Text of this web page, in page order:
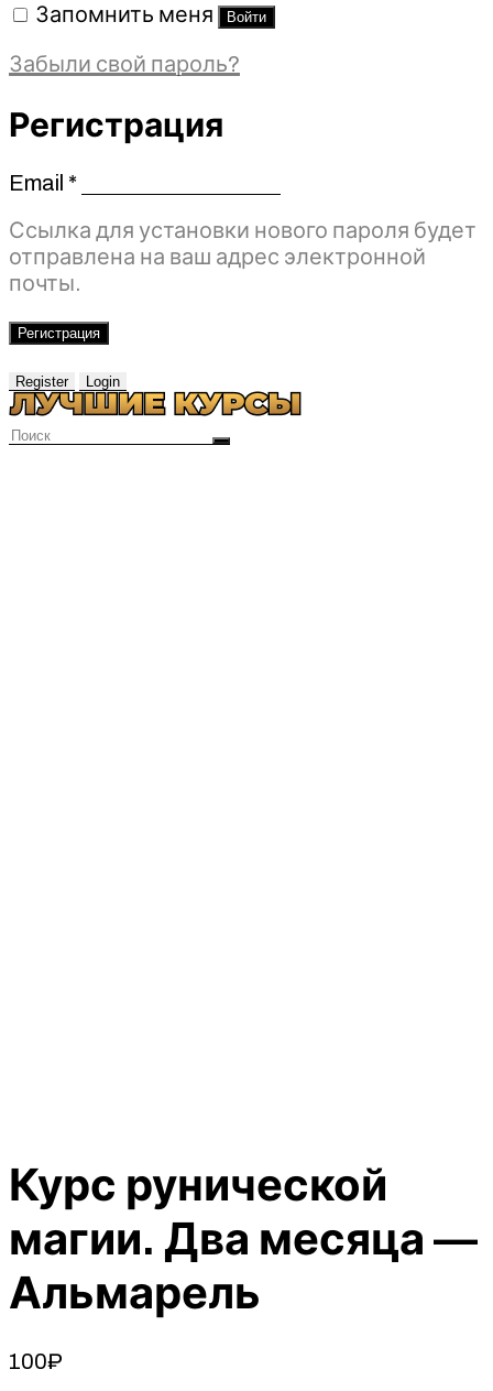
Запомнить меня Войти
Забыли свой пароль?
Регистрация
Email *Обязательно
Ссылка для установки нового пароля будет
отправлена ​​на ваш адрес электронной
почты.
Регистрация
Register Login
Курс рунической
магии. Два месяца —
Альмарель
100₽